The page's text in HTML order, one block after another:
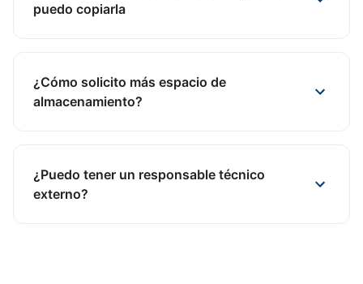
puedo copiarla
¿Cómo solicito más espacio de
almacenamiento?
¿Puedo tener un responsable técnico
externo?